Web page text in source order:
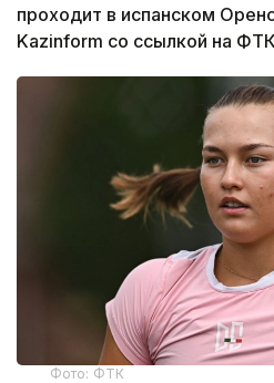
проходит в испанском
Kazinform со ссылкой на
Фото: ФТК